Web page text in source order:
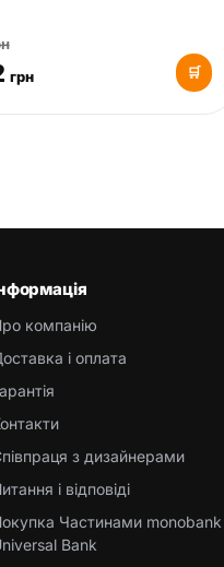
грн 🛒
компанію
і оплата
з дизайнерами
і відповіді
Частинами monobank |
Bank